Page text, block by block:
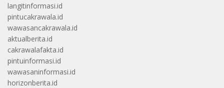
langitinformasi.id
pintucakrawala.id
wawasancakrawala.id
aktualberita.id
cakrawalafakta.id
pintuinformasi.id
wawasaninformasi.id
horizonberita.id